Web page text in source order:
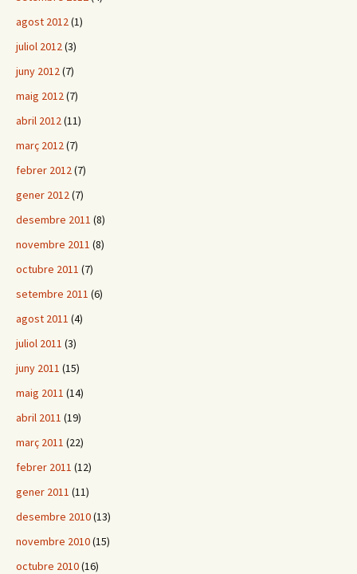
agost 2012(1)
juliol 2012(3)
juny 2012(7)
maig 2012(7)
abril 2012(11)
març 2012(7)
febrer 2012(7)
gener 2012(7)
desembre 2011 (8)
novembre 2011 (8)
octubre 2011 (7)
setembre 2011 (6)
agost 2011 (4)
juliol 2011 (3)
juny 2011 (15)
maig 2011 (14)
abril 2011 (19)
març 2011 (22)
febrer 2011 (12)
gener 2011 (11)
desembre 2010(13)
novembre 2010(15)
octubre 2010(16)